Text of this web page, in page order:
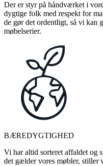
Der er styr på håndværket i
dygtige folk med respekt for
de gør det ordentligt, så vi kan
møbelserier.
BÆREDYGTIGHED
Vi har altid sorteret affaldet og
det gælder vores møbler, stiller